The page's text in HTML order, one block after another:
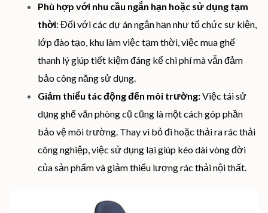
Phù hợp với nhu cầu ngắn hạn hoặc sử dụng tạm
thời: Đối với các dự án ngắn hạn như tổ chức sự kiện,
lớp đào tạo, khu làm việc tạm thời, việc mua ghế
thanh lý giúp tiết kiệm đáng kể chi phí mà vẫn đảm
bảo công năng sử dụng.
Giảm thiểu tác động đến môi trường:Việc tái sử
dụng ghế văn phòng cũ cũng là một cách góp phần
bảo vệ môi trường. Thay vì bỏ đi hoặc thải ra rác thải
công nghiệp, việc sử dụng lại giúp kéo dài vòng đời
của sản phẩm và giảm thiểu lượng rác thải nội thất.